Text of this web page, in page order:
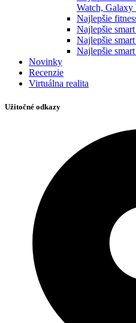
Watch, Galaxy
Najlepšie
Najlepšie
Najlepšie
Najlepšie
Novinky
Recenzie
Virtuálna realita
Užitočné odkazy